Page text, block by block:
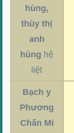
hùng,
thùy thị
anh
hùng hệ
liệt
Bạch y
Phương
Chấn Mi